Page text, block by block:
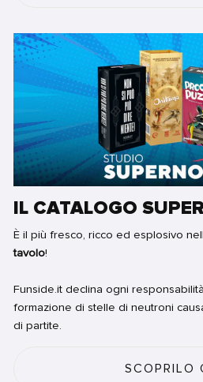
IL CATALOGO
È il più fresco, ricco ed esplosivo
tavolo!
Funside.it declina ogni
formazione di stelle di neutroni
di partite.
SCOPRILO